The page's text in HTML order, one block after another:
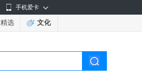
手机爱卡
精选 文化